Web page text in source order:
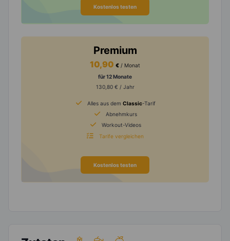
Kostenlos testen
Premium
10,90 € / Monat
für 12 Monate
130,80 € / Jahr
Alles aus dem Classic-Tarif
Abnehmkurs
Workout-Videos
Tarife vergleichen
Kostenlos testen